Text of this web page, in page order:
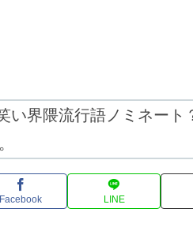
Facebook LINE